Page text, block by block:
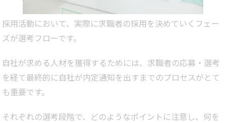
採用活動において、実際に求職者の採用を決めていくフェー
ズが選考フローです。
自社が求める人材を獲得するためには、求職者の応募・選考
を経て最終的に自社が内定通知を出すまでのプロセスがとて
も重要です。
それぞれの選考段階で、どのようなポイントに注意し、何を